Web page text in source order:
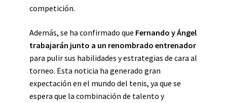
competición.
Además, se ha confirmado que Fernando y Ángel
trabajarán junto a un renombrado entrenador
para pulir sus habilidades y estrategias de cara al
torneo. Esta noticia ha generado gran
expectación en el mundo del tenis, ya que se
espera que la combinación de talento y